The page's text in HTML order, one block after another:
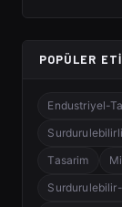
POPÜLER
Endustriyel-
Tasarim